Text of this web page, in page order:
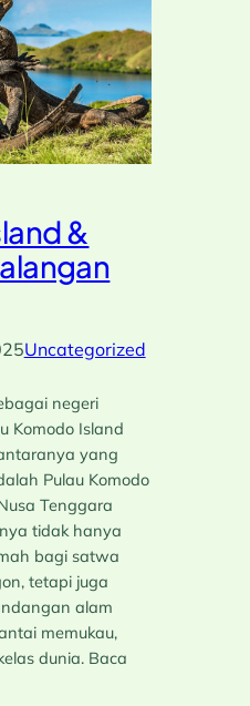
&
Uncategorized
negeri
Komodo Island
yang
Pulau Komodo
Tenggara
tidak hanya
bagi satwa
tetapi juga
alam
memukau,
dunia. Baca